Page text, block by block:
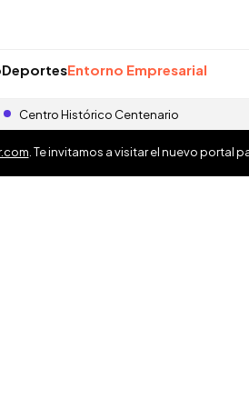
DeportesEntorno Empresarial
Centro Histórico Centenario
. Te invitamos a visitar el nuevo portal